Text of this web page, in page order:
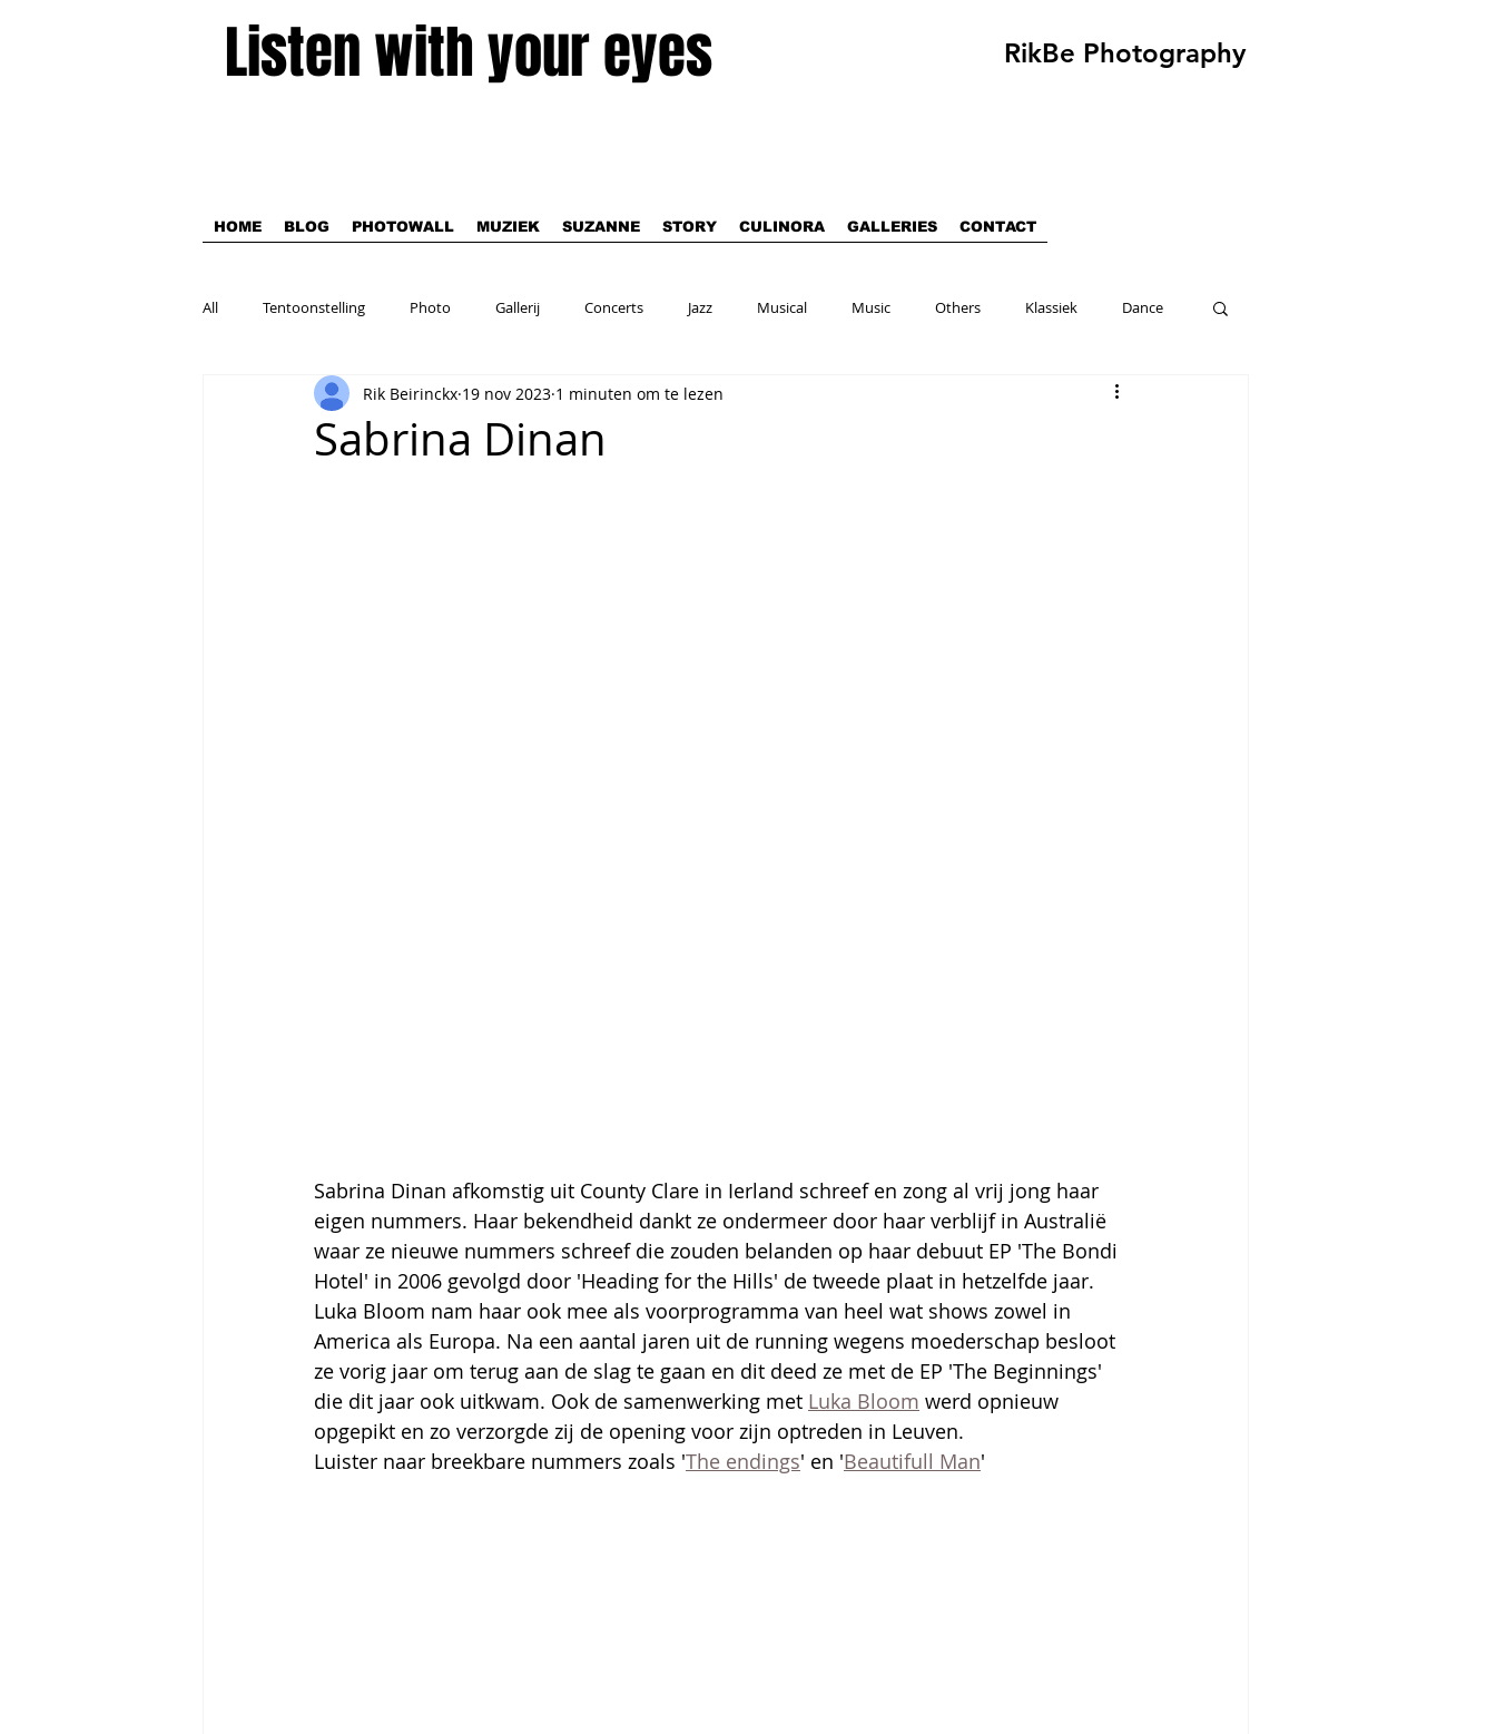
Listen with your eyes RikBe Photography
HOME BLOG PHOTOWALL MUZIEK SUZANNE STORY CULINORA GALLERIES CONTACT
All Tentoonstelling Photo Gallerij Concerts Jazz Musical Music Others Klassiek Dance
Sabrina Dinan
Rik Beirinckx 19 nov 2023 1 minuten om te lezen
Sabrina Dinan afkomstig uit County Clare in Ierland schreef en zong al vrij jong haar
eigen nummers. Haar bekendheid dankt ze ondermeer door haar verblijf in Australië
waar ze nieuwe nummers schreef die zouden belanden op haar debuut EP 'The Bondi
Hotel' in 2006 gevolgd door 'Heading for the Hills' de tweede plaat in hetzelfde jaar.
Luka Bloom nam haar ook mee als voorprogramma van heel wat shows zowel in
America als Europa. Na een aantal jaren uit de running wegens moederschap besloot
ze vorig jaar om terug aan de slag te gaan en dit deed ze met de EP 'The Beginnings'
die dit jaar ook uitkwam. Ook de samenwerking met Luka Bloom werd opnieuw
opgepikt en zo verzorgde zij de opening voor zijn optreden in Leuven.
Luister naar breekbare nummers zoals 'The endings' en 'Beautifull Man'